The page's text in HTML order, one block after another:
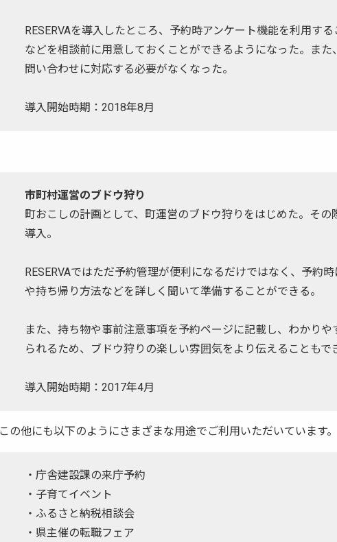
RESERVAを導入したところ、予約時アンケート機能を利用す
などを相談前に用意しておくことができるようになった。ま
問い合わせに対応する必要がなくなった。
導入開始時期：2018年8月
市町村運営のブドウ狩り
町おこしの計画として、町運営のブドウ狩りをはじめた。その
導入。
RESERVAではただ予約管理が便利になるだけではなく、予約
や持ち帰り方法などを詳しく聞いて準備することができる。
また、持ち物や事前注意事項を予約ページに記載し、わかり
られるため、ブドウ狩りの楽しい雰囲気をより伝えることもで
導入開始時期：2017年4月
この他にも以下のようにさまざまな用途でご利用いただいています。
・庁舎建設課の来庁予約
・子育てイベント
・ふるさと納税相談会
・県主催の転職フェア